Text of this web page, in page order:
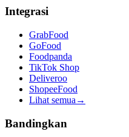
Integrasi
GrabFood
GoFood
Foodpanda
TikTok Shop
Deliveroo
ShopeeFood
Lihat semua →
Bandingkan